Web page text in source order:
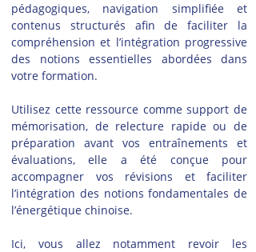
pédagogiques, navigation simplifiée et
contenus structurés afin de faciliter la
compréhension et l’intégration progressive
des notions essentielles abordées dans
votre formation.
Utilisez cette ressource comme support de
mémorisation, de relecture rapide ou de
préparation avant vos entraînements et
évaluations, elle a été conçue pour
accompagner vos révisions et faciliter
l’intégration des notions fondamentales de
l’énergétique chinoise.
Ici, vous allez notamment revoir les